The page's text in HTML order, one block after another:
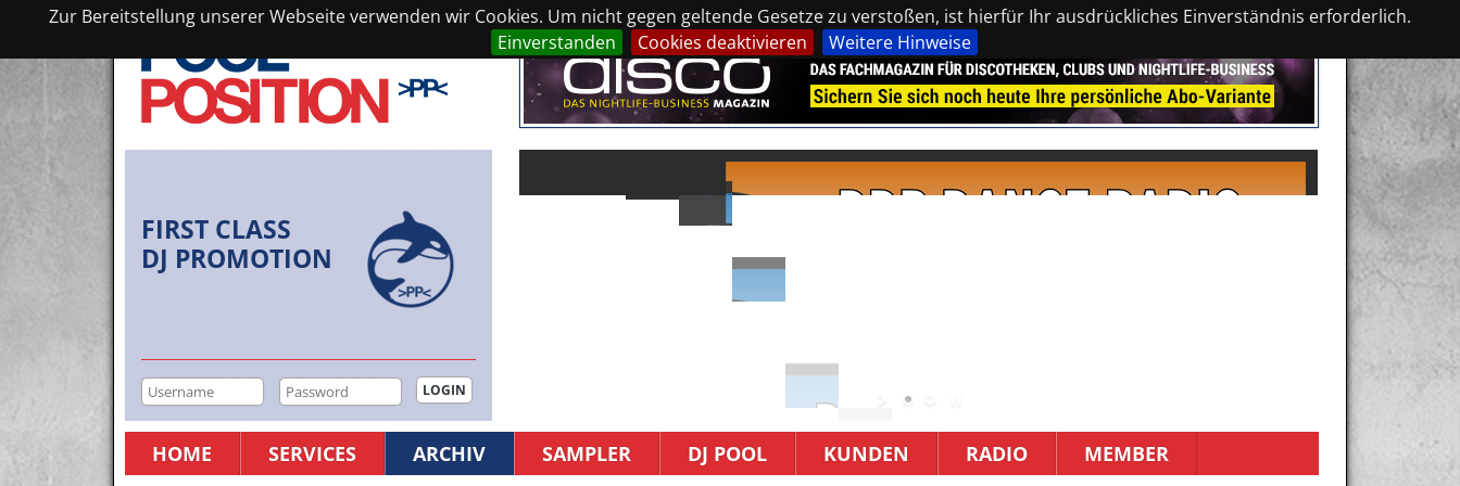
Zur Bereitstellung unserer Webseite verwenden wir Cookies. Um nicht gegen geltende Gesetze zu verstoßen, ist hierfür Ihr ausdrückliches Einverständnis erforderlich.
Einverstanden
Cookies deaktivieren Weitere Hinweise
FIRST CLASS
DJ PROMOTION
HOME SERVICES ARCHIV SAMPLER DJ POOL KUNDEN RADIO MEMBER